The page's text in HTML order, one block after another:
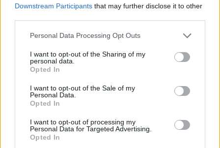
Downstream Participants that may further disclose it to other
Please note that this website/app uses one or more Google
not limited to your visit or usage behaviour. You may click to
grant or deny consent to Google and its third-party tags to
use your data for below specified purposes in below Google
consent section.
Personal Data Processing Opt Outs
I want to opt-out of the Sharing of my
personal data.
Opted In
I want to opt-out of the Sale of my
Personal Data.
Opted In
I want to opt-out of processing my
Personal Data for Targeted Advertising.
Opted In
server or network failed or because the format is not